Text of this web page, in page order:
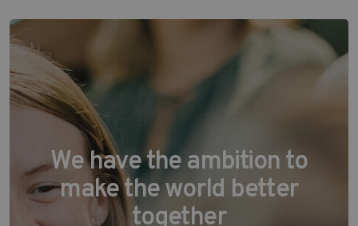
We have the ambition to
make the world better
together